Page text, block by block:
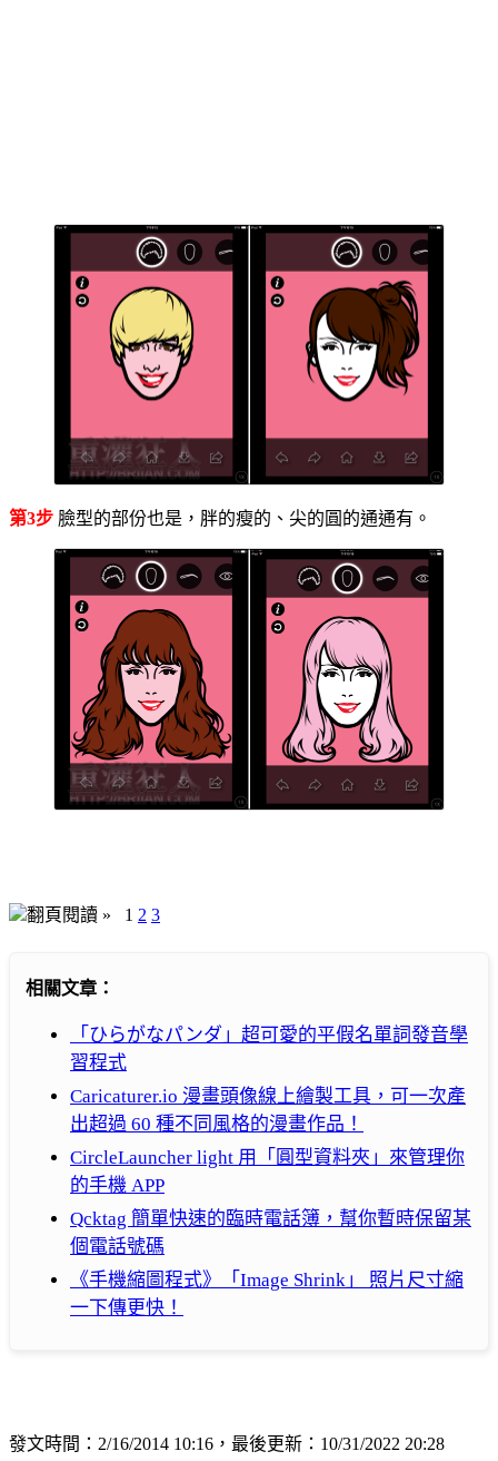
第3步 臉型的部份也是，胖的瘦的、尖的圓的通通有。
翻頁閱讀 » 1 2 3
相關文章：
「ひらがなパンダ」超可愛的平假名單詞發音學
習程式
Caricaturer.io 漫畫頭像線上繪製工具，可一次產
出超過 60 種不同風格的漫畫作品！
CircleLauncher light 用「圓型資料夾」來管理你
的手機 APP
Qcktag 簡單快速的臨時電話簿，幫你暫時保留某
個電話號碼
《手機縮圖程式》「Image Shrink」 照片尺寸縮
一下傳更快！
發文時間：2/16/2014 10:16，最後更新：10/31/2022 20:28